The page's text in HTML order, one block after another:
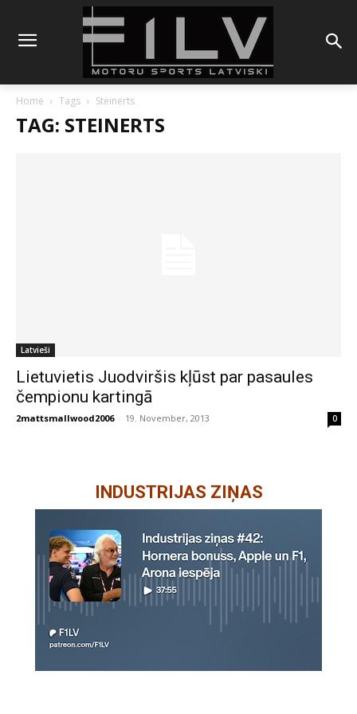
Home Tags Steinerts
TAG: STEINERTS
Latvieši
Lietuvietis Juodviršis kļūst par pasaules
čempionu kartingā
2mattsmallwood2006 - 19. November, 2013 0
INDUSTRIJAS ZIŅAS